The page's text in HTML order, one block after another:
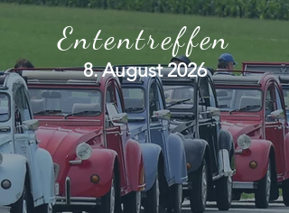
Ententreffen
8. August 2026